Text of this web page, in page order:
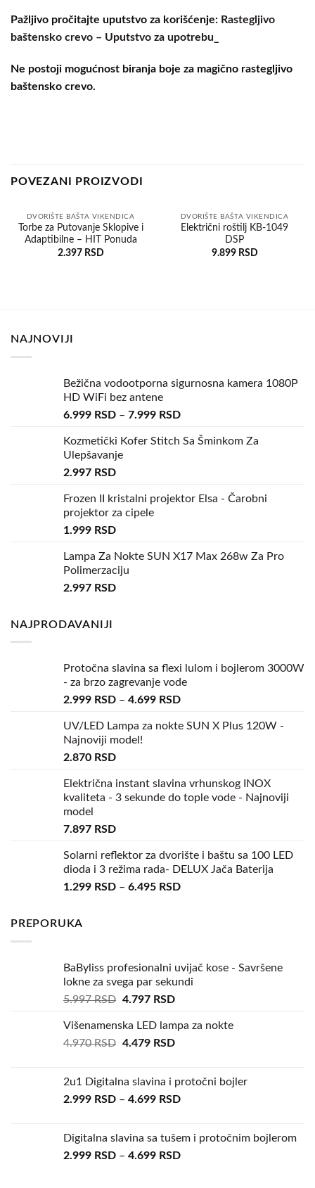
Pažljivo pročitajte uputstvo za korišćenje: Rastegljivo
baštensko crevo – Uputstvo za upotrebu_
Ne postoji mogućnost biranja boje za magično rastegljivo
baštensko crevo.
POVEZANI PROIZVODI
Dodaj
DVORIŠTE BAŠTA VIKENDICA
Torbe za Putovanje Sklopive i
Adaptibilne – HIT Ponuda
2.397 RSD
DVORIŠTE BAŠTA VIKENDICA
Električni roštilj KB-1049
DSP
9.899 RSD
NAJNOVIJI
Bežična vodootporna sigurnosna kamera 1080P
HD WiFi bez antene
6.999 RSD – 7.999 RSD
Kozmetički Kofer Stitch Sa Šminkom Za
Ulepšavanje
2.997 RSD
Frozen II kristalni projektor Elsa - Čarobni
projektor za cipele
1.999 RSD
Lampa Za Nokte SUN X17 Max 268w Za Pro
Polimerzaciju
2.997 RSD
NAJPRODAVANIJI
Protočna slavina sa flexi lulom i bojlerom 3000W
- za brzo zagrevanje vode
2.999 RSD – 4.699 RSD
UV/LED Lampa za nokte SUN X Plus 120W -
Najnoviji model!
2.870 RSD
Električna instant slavina vrhunskog INOX
kvaliteta - 3 sekunde do tople vode - Najnoviji
model
7.897 RSD
Solarni reflektor za dvorište i baštu sa 100 LED
dioda i 3 režima rada- DELUX Jača Baterija
1.299 RSD – 6.495 RSD
PREPORUKA
BaByliss profesionalni uvijač kose - Savršene
lokne za svega par sekundi
5.997RSD 4.797 RSD
Višenamenska LED lampa za nokte
4.970RSD 4.479 RSD
2u1 Digitalna slavina i protočni bojler
2.999 RSD – 4.699 RSD
Digitalna slavina sa tušem i protočnim bojlerom
2.999 RSD – 4.699 RSD